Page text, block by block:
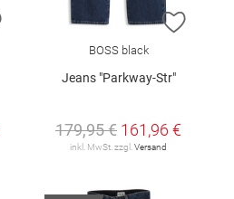
ZUR WUNSCHLISTE HINZUFÜGEN
ZUR
BOSS black
Jeans "Parkway-Str"
179,95 € 161,96 €
inkl. MwSt. zzgl. Versand